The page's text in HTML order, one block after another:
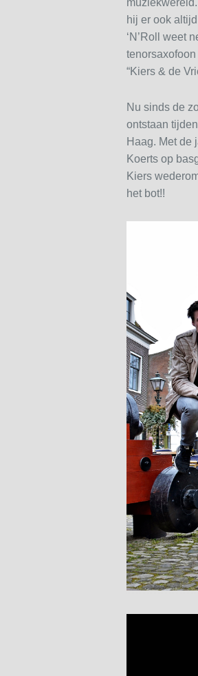
hij er ook
‘N’Roll weet
“Kiers & de
Nu sinds de
ontstaan
Haag. Met de
Koerts op
Kiers
het bot!!